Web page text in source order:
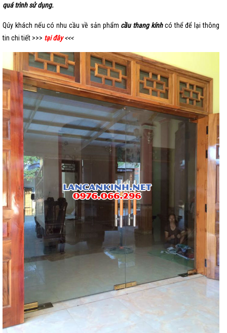
quá trình sử dụng.
Qúy khách nếu có nhu cầu về sản phẩm cầu thang kính có thể để lại thông
tin chi tiết >>> tại đây <<<